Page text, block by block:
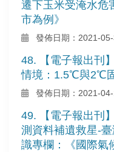
遷下玉米受淹水危
市為例》
發佈日期：2021-05-
48. 【電子報出刊
情境：1.5℃與2℃
發佈日期：2021-04-
49. 【電子報出刊
測資料補遺救星-
識專欄：《國際氣